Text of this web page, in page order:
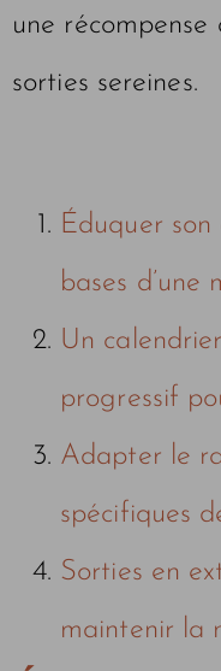
une
sorties sereines.
Éduquer
bases d’une
Un
progressif
Adapter le
spécifiques
Sorties en
maintenir la